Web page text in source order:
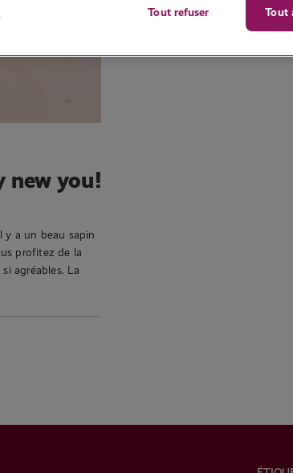
new you!
y a un beau sapin
profitez de la
agréables. La
Tout refuser Tout